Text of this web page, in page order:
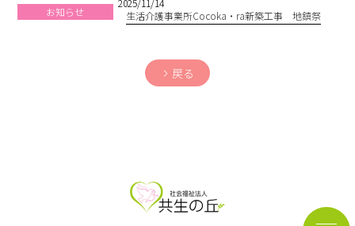
お知らせ
2025/11/14
生活介護事業所Cocoka・ra新築工事 地鎮祭
戻る